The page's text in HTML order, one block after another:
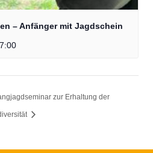
– Anfänger mit Jagdschein
zur Erhaltung der